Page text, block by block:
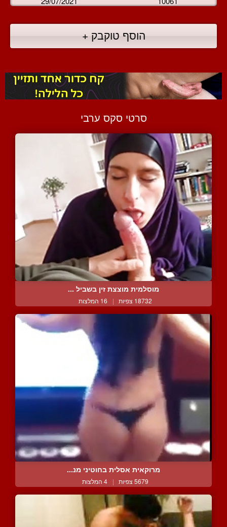
הוסף טוקבק +
סרטי סקס ערבי
מוסלמית מוצצת זין בשביל ...
18732 צפיות | 16 המלצות
מרוקאית אסלית בחוטיני מנ...
5679 צפיות | 4 המלצות